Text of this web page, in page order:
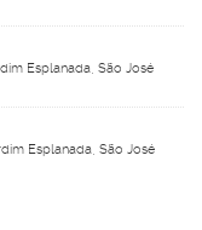
Esplanada, São José
Esplanada, São José